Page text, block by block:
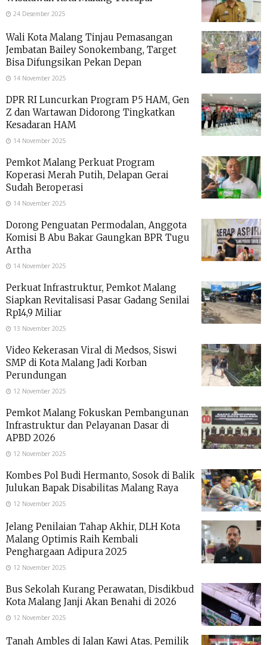
24 Desember 2025
Wali Kota Malang Tinjau Pemasangan
Jembatan Bailey Sonokembang, Target
Bisa Difungsikan Pekan Depan
14 November 2025
DPR RI Luncurkan Program P5 HAM, Gen
Z dan Wartawan Didorong Tingkatkan
Kesadaran HAM
14 November 2025
Pemkot Malang Perkuat Program
Koperasi Merah Putih, Delapan Gerai
Sudah Beroperasi
14 November 2025
Dorong Penguatan Permodalan, Anggota
Komisi B Abu Bakar Gaungkan BPR Tugu
Artha
14 November 2025
Perkuat Infrastruktur, Pemkot Malang
Siapkan Revitalisasi Pasar Gadang Senilai
Rp14,9 Miliar
13 November 2025
Video Kekerasan Viral di Medsos, Siswi
SMP di Kota Malang Jadi Korban
Perundungan
12 November 2025
Pemkot Malang Fokuskan Pembangunan
Infrastruktur dan Pelayanan Dasar di
APBD 2026
12 November 2025
Kombes Pol Budi Hermanto, Sosok di Balik
Julukan Bapak Disabilitas Malang Raya
12 November 2025
Jelang Penilaian Tahap Akhir, DLH Kota
Malang Optimis Raih Kembali
Penghargaan Adipura 2025
12 November 2025
Bus Sekolah Kurang Perawatan, Disdikbud
Kota Malang Janji Akan Benahi di 2026
12 November 2025
Tanah Ambles di Jalan Kawi Atas, Pemilik